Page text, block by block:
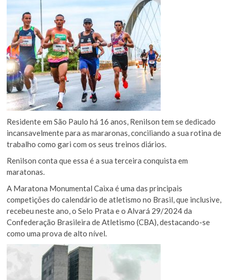
Residente em São Paulo há 16 anos, Renilson tem se dedicado
incansavelmente para as mararonas, conciliando a sua rotina de
trabalho como gari com os seus treinos diários.
Renilson conta que essa é a sua terceira conquista em
maratonas.
A Maratona Monumental Caixa é uma das principais
competições do calendário de atletismo no Brasil, que inclusive,
recebeu neste ano, o Selo Prata e o Alvará 29/2024 da
Confederação Brasileira de Atletismo (CBA), destacando-se
como uma prova de alto nível.